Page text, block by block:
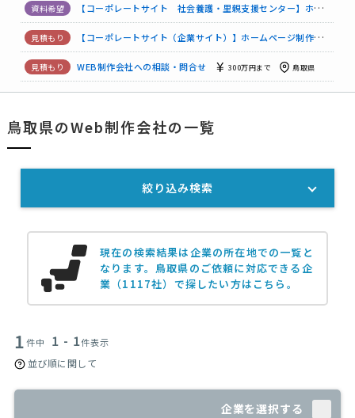
【コーポレートサイト 社会養護・里親支援センター】ホームページ制作の見積もり依頼
【コーポレートサイト（企業サイト）】ホームページ制作の見積もり依頼
WEB制作会社への相談・問合せ 300万円まで 鳥取県
ホームページ制作の見積もり依頼
【ホームページを新規で作りたい】お見積もり依頼
鳥取県のWeb制作会社の一覧
現在の検索結果は企業の所在地での一覧と
なります。鳥取県のご依頼に対応できる企
業（1117社）で探したい方はこちら。
1件中 1 - 1件表示
並び順に関して
企業を選択する
絞り込み検索